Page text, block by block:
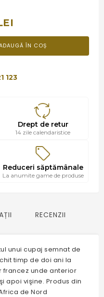
ÎN COȘ
123
Drept de retur
14 zile calendaristice
Reduceri săptămânale
La anumite game de produse
RECENZII
unui cupaj semnat de
timp de doi ani la
francez unde anterior
apoi vişine. Produs din
de Nord